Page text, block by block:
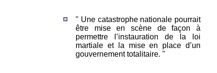
" Une catastrophe nationale pourrait
être mise en scène de façon à
permettre l’instauration de la loi
martiale et la mise en place d’un
gouvernement totalitaire. "